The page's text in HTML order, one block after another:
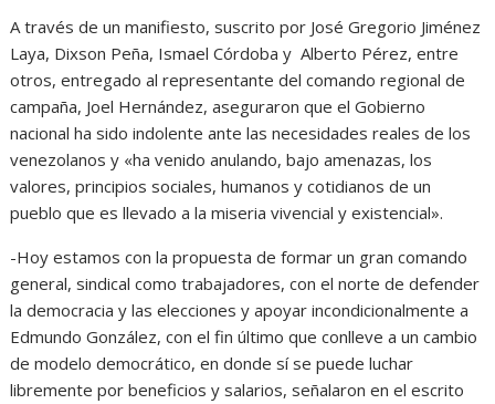
A través de un manifiesto, suscrito por José Gregorio Jiménez
Laya, Dixson Peña, Ismael Córdoba y Alberto Pérez, entre
otros, entregado al representante del comando regional de
campaña, Joel Hernández, aseguraron que el Gobierno
nacional ha sido indolente ante las necesidades reales de los
venezolanos y «ha venido anulando, bajo amenazas, los
valores, principios sociales, humanos y cotidianos de un
pueblo que es llevado a la miseria vivencial y existencial».
-Hoy estamos con la propuesta de formar un gran comando
general, sindical como trabajadores, con el norte de defender
la democracia y las elecciones y apoyar incondicionalmente a
Edmundo González, con el fin último que conlleve a un cambio
de modelo democrático, en donde sí se puede luchar
libremente por beneficios y salarios, señalaron en el escrito